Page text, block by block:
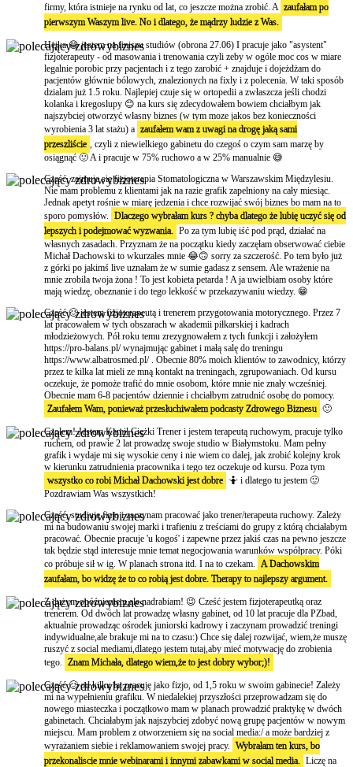
firmy, która istnieje na rynku od lat, co jeszcze można zrobić. A zaufałam po
pierwszym Waszym live. No i dlatego, że mądrzy ludzie z Was.
Hejka 😁 jestem na finiszu studiów (obrona 27.06) I pracuje jako "asystent"
fizjoterapeuty - od masowania i trenowania czyli zeby w ogóle moc cos w miare
legalnie porobic przy pacjentach i z tego zarobić + znajduje i dojeżdżam do
pacjentów głównie bólowych, znalezionych na fixly i z polecenia. W taki sposób
dzialam już 1.5 roku. Najlepiej czuje się w ortopedii a zwłaszcza jeśli chodzi
kolanka i kregoslupy 😊 na kurs się zdecydowałem bowiem chciałbym jak
najszybciej otworzyć własny biznes (w tym moze jakos bez konieczności
wyrobienia 3 lat stażu) a zaufałem wam z uwagi na drogę jaką sami
przeszliście
, czyli z niewielkiego gabinetu do czegoś o czym sam marzę by
osiągnąć 🙂 A i pracuje w 75% ruchowo a w 25% manualnie 😅
Cześć, zajmuje się fizjoterapia Stomatologiczna w Warszawskim Międzylesiu.
Nie mam problemu z klientami jak na razie grafik zapełniony na cały miesiąc.
Jednak apetyt rośnie w miarę jedzenia i chce rozwijać swój biznes bo mam na to
sporo pomysłów.
Dlaczego wybrałam kurs ? chyba dlatego że lubię uczyć się od
lepszych i podejmować wyzwania. Po za tym lubię iść pod prąd, działać na
własnych zasadach. Przyznam że na początku kiedy zaczęłam obserwować ciebie
Michał Dachowski to wkurzales mnie 😂🙃 sorry za szczerość. Po tem było już
z górki po jakimś live uznałam że w sumie gadasz z sensem. Ale wrażenie na
mnie zrobila twoja żona ! To jest kobieta petarda ! A ja uwielbiam osoby które
mają wiedzę, obeznanie i do tego lekkość w przekazywaniu wiedzy. 😁
Cześć 🙂 jestem fizjoterapeutą i trenerem przygotowania motorycznego. Przez 7
lat pracowałem w tych obszarach w akademii piłkarskiej i kadrach
młodzieżowych. Pół roku temu zrezygnowałem z tych funkcji i założyłem
https://pro-balans.pl/ wynajmując gabinet i małą salę do treningu
https://www.albatrosmed.pl/ . Obecnie 80% moich klientów to zawodnicy, którzy
przez te kilka lat mieli ze mną kontakt na treningach, zgrupowaniach. Od kursu
oczekuje, że pomoże trafić do mnie osobom, które mnie nie znały wcześniej.
Obecnie mam 6-8 pacjentów dziennie i chciałbym zatrudnić osobę do pomocy.
Zaufałem Wam, ponieważ przesłuchiwałem podcasty Zdrowego Biznesu 🙂
Czołem! Jestem Kamil Ciężki Trener i jestem terapeutą ruchowym, pracuje tylko
ruchem, od prawie 2 lat prowadzę swoje studio w Białymstoku. Mam pełny
grafik i wydaje mi się wysokie ceny i nie wiem co dalej, jak zrobić kolejny krok
w kierunku zatrudnienia pracownika i tego tez oczekuje od kursu. Poza tym
wszystko co robi Michał Dachowski jest dobre 🤷 i dlatego tu jestem 🙂
Pozdrawiam Was wszystkich!
Cześć, studiuję fizjo i zaczynam pracować jako trener/terapeuta ruchowy. Zależy
mi na budowaniu swojej marki i trafieniu z treściami do grupy z którą chciałabym
pracować. Obecnie pracuje 'u kogoś' i zapewne przez jakiś czas na pewno jeszcze
tak będzie stąd interesuje mnie temat negocjowania warunków współpracy. Póki
co próbuje sił w ig. W planach strona itd. I na to czekam.
A Dachowskim
zaufałam, bo widzę że to co robią jest dobre. Therapy to najlepszy argument.
Z dużym opóźnieniem,ale nadrabiam! 😉 Cześć jestem fizjoterapeutką oraz
trenerem. Od dwóch lat prowadzę własny gabinet, od 10 lat pracuje dla PZbad,
aktualnie prowadząc ośrodek juniorski kadrowy i zaczynam prowadzić treningi
indywidualne,ale brakuje mi na to czasu:) Chce się dalej rozwijać, wiem,że muszę
ruszyć z social mediami,dlatego jestem tutaj,aby mieć motywację do zrobienia
tego.
Znam Michała, dlatego wiem,że to jest dobry wybor;)!
Cześć 🙂 od kilku lat pracuję jako fizjo, od 1,5 roku w swoim gabinecie! Zależy
mi na wypełnieniu grafiku. W niedalekiej przyszłości przeprowadzam się do
nowego miasteczka i początkowo mam w planach prowadzić praktykę w dwóch
gabinetach. Chciałabym jak najszybciej zdobyć nową grupę pacjentów w nowym
miejscu. Mam problem z otworzeniem się na social media:/ a może bardziej z
wyrażaniem siebie i reklamowaniem swojej pracy.
Wybrałam ten kurs, bo
przekonaliscie mnie webinarami i innymi zabawkami w social media. Liczę na